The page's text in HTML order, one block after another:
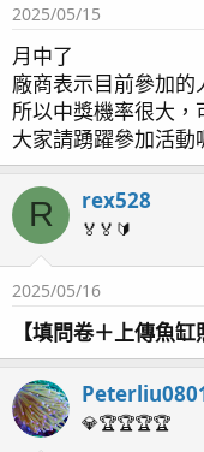
2025/05/15
月中了
廠商表示目前參加的
所以中獎機率很大
大家請踴躍參加活動
R rex528
🏅🏅🔰
2025/05/16
【填問卷＋上傳魚
💎🏆🏆🏆🏆